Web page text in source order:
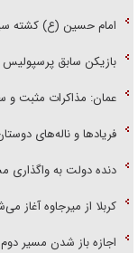
امام حسین (ع) کشته
بازیکن سابق پرسپولیس
عمان: مذاکرات مثبت و
فریاد‌ها و ناله‌های
دنده دولت به واگذاری
کربلا از میرجاوه آغاز
اجازه باز شدن مسیر